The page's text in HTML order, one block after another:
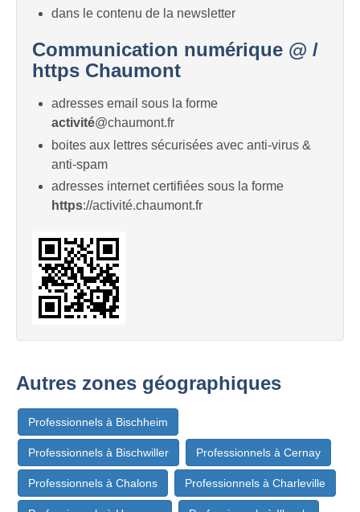
dans le contenu de la newsletter
Communication numérique @ /
https Chaumont
adresses email sous la forme
activité@chaumont.fr
boites aux lettres sécurisées avec anti-virus &
anti-spam
adresses internet certifiées sous la forme
https://activité.chaumont.fr
Autres zones géographiques
Professionnels à Bischheim
Professionnels à Bischwiller Professionnels à Cernay
Professionnels à Chalons Professionnels à Charleville